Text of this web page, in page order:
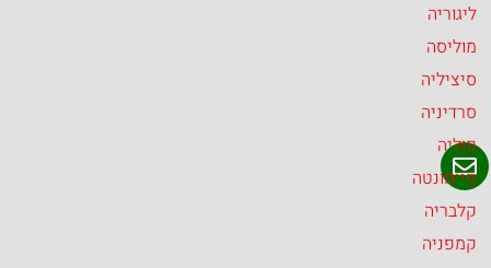
ליגוריה
מוליסה
סיציליה
סרדיניה
פוליה
פיימונטה
קלבריה
קמפניה